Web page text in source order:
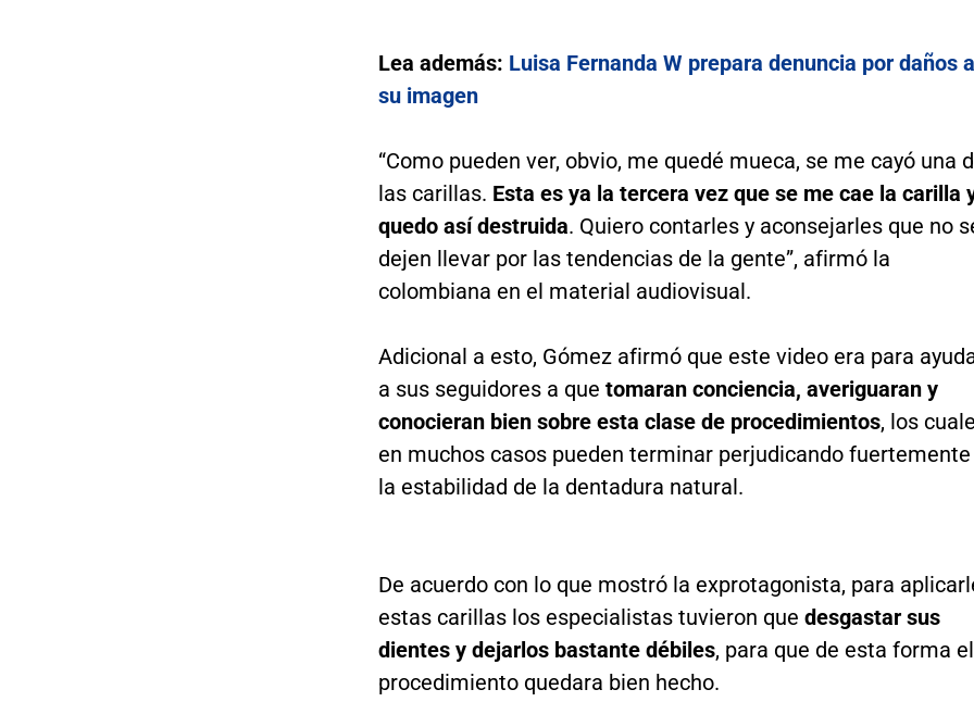
Lea además: Luisa Fernanda W prepara denuncia por daños a
su imagen
“Como pueden ver, obvio, me quedé mueca, se me cayó una
las carillas. Esta es ya la tercera vez que se me cae la carilla
quedo así destruida. Quiero contarles y aconsejarles que no
dejen llevar por las tendencias de la gente”, afirmó la
colombiana en el material audiovisual.
Adicional a esto, Gómez afirmó que este video era para
a sus seguidores a que tomaran conciencia, averiguaran y
conocieran bien sobre esta clase de procedimientos, los
en muchos casos pueden terminar perjudicando fuertemente
la estabilidad de la dentadura natural.
De acuerdo con lo que mostró la exprotagonista, para
estas carillas los especialistas tuvieron que desgastar sus
dientes y dejarlos bastante débiles, para que de esta forma el
procedimiento quedara bien hecho.